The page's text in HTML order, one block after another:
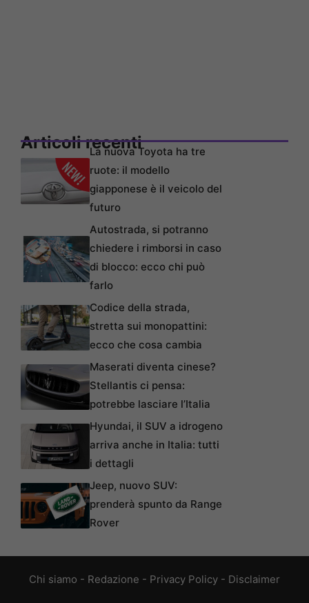
Articoli recentiLa nuova Toyota ha tre
ruote: il modello
giapponese è il veicolo del
futuro
Autostrada, si potranno
chiedere i rimborsi in caso
di blocco: ecco chi può
farlo
Codice della strada,
stretta sui monopattini:
ecco che cosa cambia
Maserati diventa cinese?
Stellantis ci pensa:
potrebbe lasciare l’Italia
Hyundai, il SUV a idrogeno
arriva anche in Italia: tutti
i dettagli
Jeep, nuovo SUV:
prenderà spunto da Range
Rover
Chi siamo - Redazione - Privacy Policy - Disclaimer